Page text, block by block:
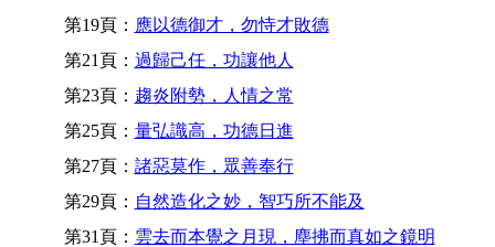
第19頁： 應以德御才，勿恃才敗德
第21頁： 過歸己任，功讓他人
第23頁： 趨炎附勢，人情之常
第25頁： 量弘識高，功德日進
第27頁： 諸惡莫作，眾善奉行
第29頁： 自然造化之妙，智巧所不能及
第31頁： 雲去而本覺之月現，塵拂而真如之鏡明